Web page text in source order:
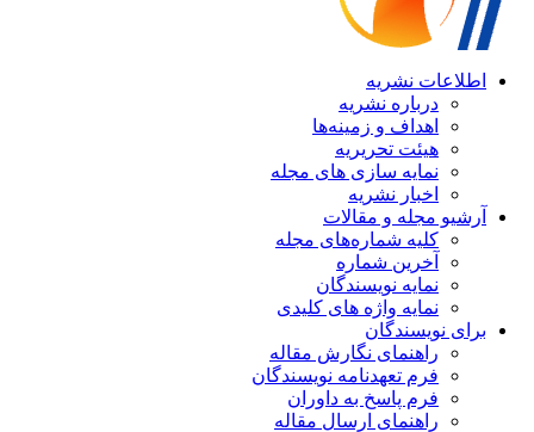
های مجله
مجله
های کلیدی
نگارش مقاله
نویسندگان
به داوران
ارسال مقاله